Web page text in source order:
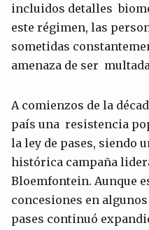
incluidos detalles
este régimen, las
sometidas
amenaza de ser
A comienzos de la
país una resistencia
la ley de pases, siendo
histórica campaña
Bloemfontein. Aunque
concesiones en
pases continuó